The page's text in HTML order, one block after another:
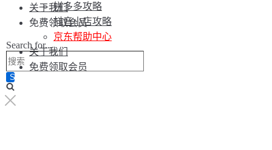
关于我们
免费领取会员
Search for...
拼多多攻略
抖音小店攻略
京东帮助中心
关于我们
免费领取会员